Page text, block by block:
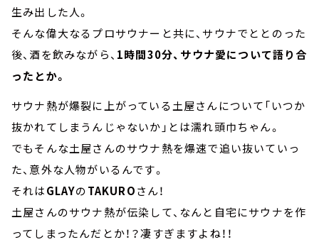
生み出した人。
そんな偉大なるプロサウナーと共に、サウナでととのった
後、酒を飲みながら、 1時間30分、サウナ愛について語り合
ったとか。
サウナ熱が爆裂に上がっている土屋さんについて「いつか
抜かれてしまうんじゃないか」とは濡れ頭巾ちゃん。
でもそんな土屋さんのサウナ熱を爆速で追い抜いていっ
た、意外な人物がいるんです。
それはGLAYのTAKUROさん！
土屋さんのサウナ熱が伝染して、なんと自宅にサウナを作
ってしまったんだとか！？凄すぎますよね！！